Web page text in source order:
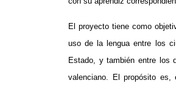
El proyecto tiene como
uso de la lengua entre los
Estado, y también entre los
valenciano. El propósito es,